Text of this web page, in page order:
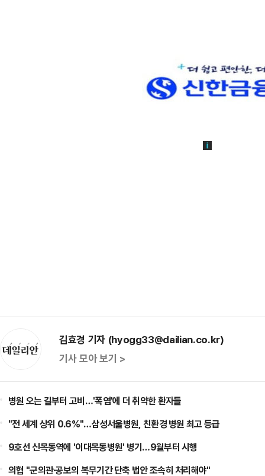
김효경 기자 (hyogg33@dailian.co.kr)
기사 모아 보기 >
병원 오는 길부터 고비…'폭염'에 더 취약한 환자들
"전 세계 상위 0.6%"…삼성서울병원, 친환경 병원 최고 등급
9호선 신목동역에 '이대목동병원' 병기…9월부터 시행
의협 "군의관·공보의 복무기간 단축 법안 조속히 처리해야"